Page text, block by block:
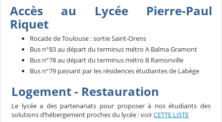
Accès au Lycée Pierre-Paul
Riquet
Rocade de Toulouse : sortie Saint-Orens
Bus n°83 au départ du terminus métro A Balma Gramont
Bus n°78 au départ du terminus métro B Ramonville
Bus n°79 passant par les résidences étudiantes de Labège
Logement - Restauration
Le lycée a des partenariats pour proposer à nos étudiants des
solutions d’hébergement proches du lycée : voirCETTE LISTE